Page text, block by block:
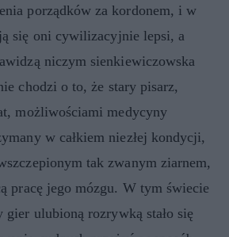
porządków za kordonem, i w
się oni cywilizacyjnie lepsi, a
niczym sienkiewiczowska
chodzi o to, że stary pisarz,
możliwościami medycyny
w całkiem niezłej kondycji,
tak zwanym ziarnem,
pracę jego mózgu. W tym świecie
ulubioną rozrywką stało się